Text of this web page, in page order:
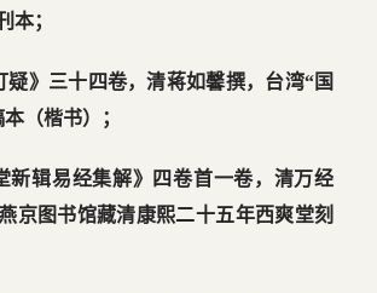
本；
疑》三十四卷，清蒋如馨撰，台湾“国
（楷书）；
新辑易经集解》四卷首一卷，清万经
京图书馆藏清康熙二十五年西爽堂刻